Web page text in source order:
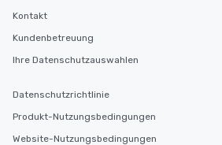
Kontakt
Kundenbetreuung
Ihre Datenschutzauswahlen
Datenschutzrichtlinie
Produkt-Nutzungsbedingungen
Website-Nutzungsbedingungen